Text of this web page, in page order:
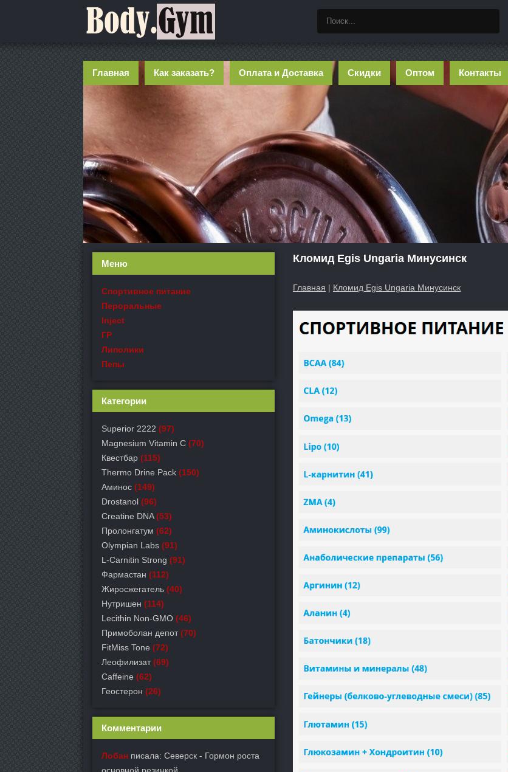
Главная Как заказать? Оплата и Доставка Скидки Оптом Контакты
Кломид Egis Ungaria Минусинск
Главная | Кломид Egis Ungaria Минусинск
Меню
Спортивное питание
Пероральные
Inject
ГР
Липолики
Пепы
Категории
Superior 2222 (97)
Magnesium Vitamin C (70)
Квестбар (115)
Thermo Drine Pack (150)
Аминос (149)
Drostanol (96)
Creatine DNA (53)
Пролонгатум (62)
Olympian Labs (91)
L-Carnitin Strong (91)
Фармастан (112)
Жиросжегатель (40)
Нутришен (114)
Lecithin Non-GMO (46)
Примоболан депот (70)
FitMiss Tone (72)
Леофилизат (69)
Caffeine (62)
Геостерон (26)
Комментарии
Лобан писала: Северск - Гормон роста